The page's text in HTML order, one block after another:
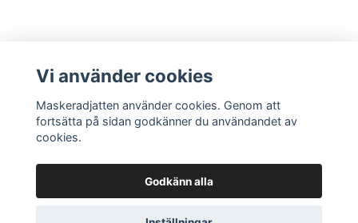
Kontakt Köpvillkor
Vi använder cookies
Maskeradjatten använder cookies. Genom att
fortsätta på sidan godkänner du användandet av
cookies.
Godkänn alla